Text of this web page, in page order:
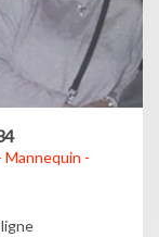
Mannequin -